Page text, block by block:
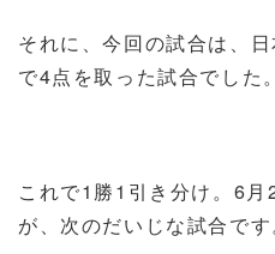
それに、今回の試合は、
で4点を取った試合でした。
これで1 勝1 引き分け。 6月
が、次のだいじな試合です